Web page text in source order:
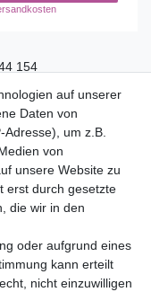
154
auf unserer
Daten von
um z.B.
von
unsere Website zu
erst durch gesetzte
die wir in den
oder aufgrund eines
kann erteilt
nicht einzuwilligen